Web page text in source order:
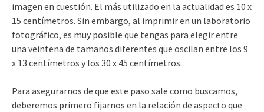
imagen en cuestión. El más utilizado en la actualidad es 10 x
15 centímetros. Sin embargo, al imprimir en un laboratorio
fotográfico, es muy posible que tengas para elegir entre
una veintena de tamaños diferentes que oscilan entre los 9
x 13 centímetros y los 30 x 45 centímetros.
Para asegurarnos de que este paso sale como buscamos,
deberemos primero fijarnos en la relación de aspecto que